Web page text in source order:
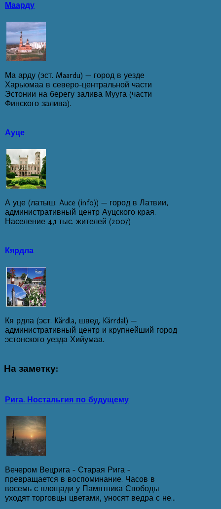
Маарду
Ма арду (эст. Maardu) — город в уезде
Харьюмаа в северо-центральной части
Эстонии на берегу залива Мууга (части
Финского залива).
Ауце
А уце (латыш. Auce (info)) — город в Латвии,
административный центр Ауцского края.
Население 4,1 тыс. жителей (2007)
Кярдла
Кя рдла (эст. Kärdla, швед. Kärrdal) —
административный центр и крупнейший город
эстонского уезда Хийумаа.
На заметку:
Рига. Ностальгия по будущему
Вечером Вецрига – Старая Рига –
превращается в воспоминание. Часов в
восемь с площади у Памятника Свободы
уходят торговцы цветами, уносят ведра с не...